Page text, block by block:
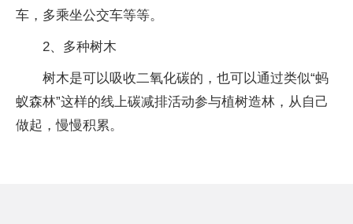
车，多乘坐公交车等等。
2、多种树木
树木是可以吸收二氧化碳的，也可以通过类似“蚂
蚁森林”这样的线上碳减排活动参与植树造林，从自己
做起，慢慢积累。